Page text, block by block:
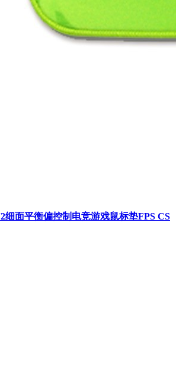
细面平衡偏控制电竞游戏鼠标垫FPS CS